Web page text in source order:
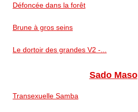
Défoncée dans la forêt
Brune à gros seins
Le dortoir des grandes V2 -...
Sado Maso
Transexuelle Samba